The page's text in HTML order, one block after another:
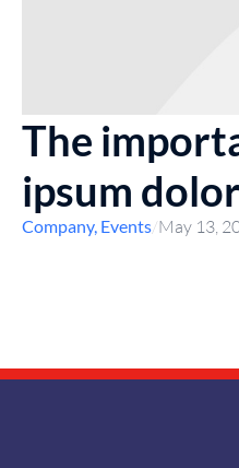
The
ipsum
Company, Events/May 13,